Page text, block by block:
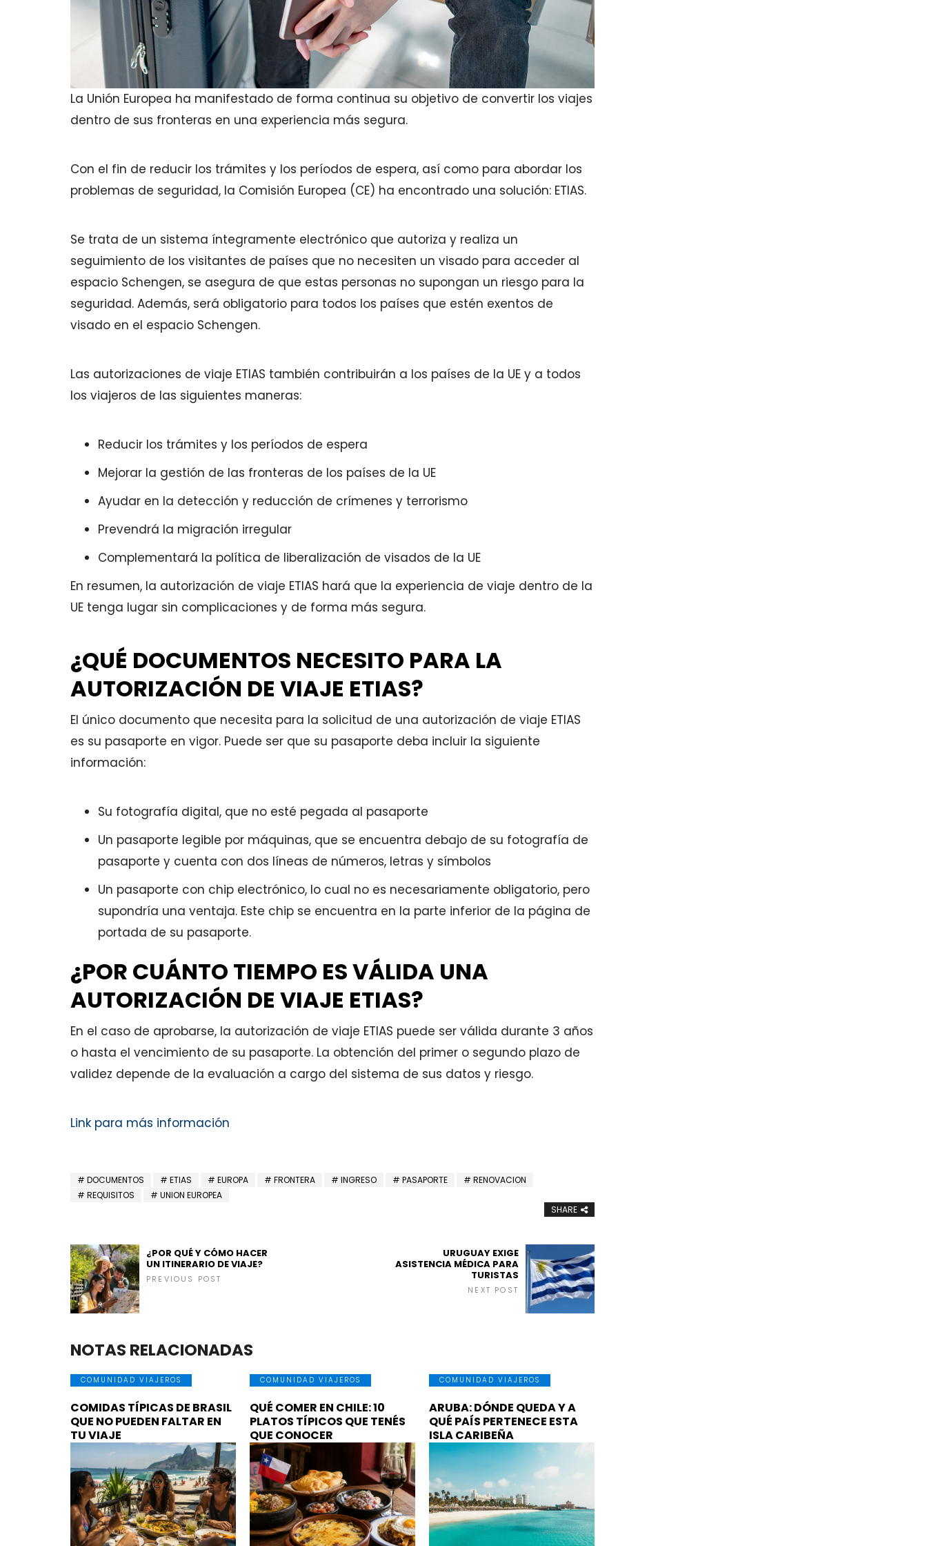
La Unión Europea ha manifestado de forma continua su objetivo de convertir los viajes
dentro de sus fronteras en una experiencia más segura.
Con el fin de reducir los trámites y los períodos de espera, así como para abordar los
problemas de seguridad, la Comisión Europea (CE) ha encontrado una solución: ETIAS.
Se trata de un sistema íntegramente electrónico que autoriza y realiza un
seguimiento de los visitantes de países que no necesiten un visado para acceder al
espacio Schengen, se asegura de que estas personas no supongan un riesgo para la
seguridad. Además, será obligatorio para todos los países que estén exentos de
visado en el espacio Schengen.
Las autorizaciones de viaje ETIAS también contribuirán a los países de la UE y a todos
los viajeros de las siguientes maneras:
Reducir los trámites y los períodos de espera
Mejorar la gestión de las fronteras de los países de la UE
Ayudar en la detección y reducción de crímenes y terrorismo
Prevendrá la migración irregular
Complementará la política de liberalización de visados de la UE
En resumen, la autorización de viaje ETIAS hará que la experiencia de viaje dentro de la
UE tenga lugar sin complicaciones y de forma más segura.
¿QUÉ DOCUMENTOS NECESITO PARA LA
AUTORIZACIÓN DE VIAJE ETIAS?
El único documento que necesita para la solicitud de una autorización de viaje ETIAS
es su pasaporte en vigor. Puede ser que su pasaporte deba incluir la siguiente
información:
Su fotografía digital, que no esté pegada al pasaporte
Un pasaporte legible por máquinas, que se encuentra debajo de su fotografía de
pasaporte y cuenta con dos líneas de números, letras y símbolos
Un pasaporte con chip electrónico, lo cual no es necesariamente obligatorio, pero
supondría una ventaja. Este chip se encuentra en la parte inferior de la página de
portada de su pasaporte.
¿POR CUÁNTO TIEMPO ES VÁLIDA UNA
AUTORIZACIÓN DE VIAJE ETIAS?
En el caso de aprobarse, la autorización de viaje ETIAS puede ser válida durante 3 años
o hasta el vencimiento de su pasaporte. La obtención del primer o segundo plazo de
validez depende de la evaluación a cargo del sistema de sus datos y riesgo.
Link para más información
DOCUMENTOS ETIAS EUROPA FRONTERA INGRESO PASAPORTE
RENOVACION
REQUISITOS
UNION EUROPEA
SHARE
¿POR QUÉ Y CÓMO HACER
UN ITINERARIO DE VIAJE?
PREVIOUS POST
URUGUAY EXIGE
ASISTENCIA MÉDICA PARA
TURISTAS
NEXT POST
NOTAS RELACIONADAS
COMUNIDAD VIAJEROS
COMIDAS TÍPICAS DE BRASIL
QUE NO PUEDEN FALTAR EN
TU VIAJE
COMUNIDAD VIAJEROS
QUÉ COMER EN CHILE: 10
PLATOS TÍPICOS QUE TENÉS
QUE CONOCER
COMUNIDAD VIAJEROS
ARUBA: DÓNDE QUEDA Y A
QUÉ PAÍS PERTENECE ESTA
ISLA CARIBEÑA